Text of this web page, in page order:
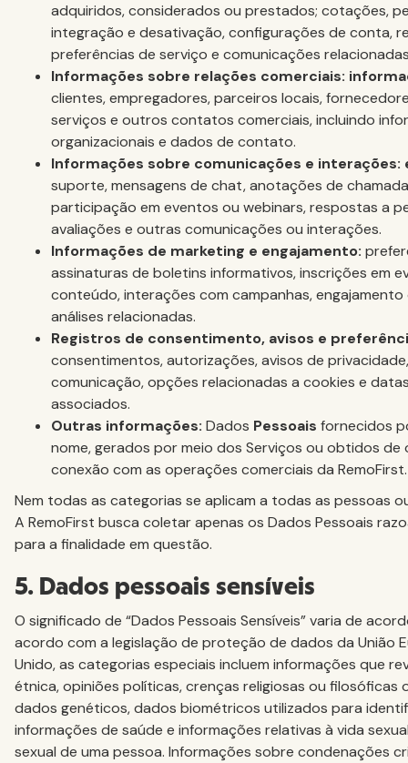
adquiridos, considerados ou prestados; cotações,
integração e desativação, configurações de conta,
preferências de serviço e comunicações
Informações sobre relações comerciais:
clientes, empregadores, parceiros locais,
serviços e outros contatos comerciais, incluindo
organizacionais e dados de contato.
Informações sobre comunicações e
suporte, mensagens de chat, anotações de
participação em eventos ou webinars, respostas a
avaliações e outras comunicações ou interações.
Informações de marketing e engajamento:
assinaturas de boletins informativos, inscrições em
conteúdo, interações com campanhas, engajamento
análises relacionadas.
Registros de consentimento, avisos e
consentimentos, autorizações, avisos de
comunicação, opções relacionadas a cookies e
associados.
Outras informações: Dados Pessoais fornecidos
nome, gerados por meio dos Serviços ou obtidos de
conexão com as operações comerciais da RemoFirst.
Nem todas as categorias se aplicam a todas as pessoas
A RemoFirst busca coletar apenas os Dados Pessoais
para a finalidade em questão.
5. Dados pessoais sensíveis
O significado de “Dados Pessoais Sensíveis” varia de
acordo com a legislação de proteção de dados da União
Unido, as categorias especiais incluem informações que
étnica, opiniões políticas, crenças religiosas ou filosóficas
dados genéticos, dados biométricos utilizados para
informações de saúde e informações relativas à vida
sexual de uma pessoa. Informações sobre condenações